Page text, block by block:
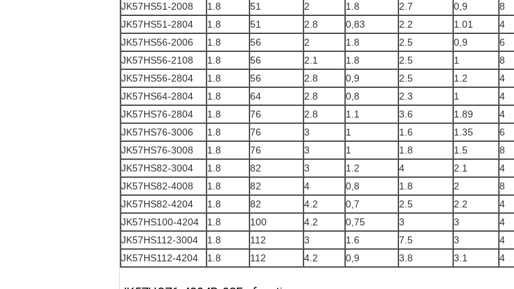
JK57HS51-2008
1.8 51 2 1.8 2.7 0,9 8
JK57HS51-2804
1.8 51 2.8 0,83 2.2 1.01 4
JK57HS56-2006
1.8 56 2 1.8 2.5 0,9 6
JK57HS56-2108
1.8 56 2.1 1.8 2.5 1 8
JK57HS56-2804
1.8 56 2.8 0,9 2.5 1.2 4
JK57HS64-2804
1.8 64 2.8 0,8 2.3 1 4
JK57HS76-2804
1.8 76 2.8 1.1 3.6 1.89 4
JK57HS76-3006
1.8 76 3 1 1.6 1.35 6
JK57HS76-3008
1.8 76 3 1 1.8 1.5 8
JK57HS82-3004
1.8 82 3 1.2 4 2.1 4
JK57HS82-4008
1.8 82 4 0,8 1.8 2 8
JK57HS82-4204
1.8 82 4.2 0,7 2.5 2.2 4
JK57HS100-4204
1.8 100 4.2 0,75 3 3 4
JK57HS112-3004
1.8 112 3 1.6 7.5 3 4
JK57HS112-4204
1.8 112 4.2 0,9 3.8 3.1 4